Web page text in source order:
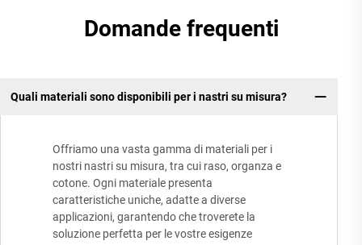
Domande frequenti
Quali materiali sono disponibili per i nastri su misura?
Offriamo una vasta gamma di materiali per i
nostri nastri su misura, tra cui raso, organza e
cotone. Ogni materiale presenta
caratteristiche uniche, adatte a diverse
applicazioni, garantendo che troverete la
soluzione perfetta per le vostre esigenze